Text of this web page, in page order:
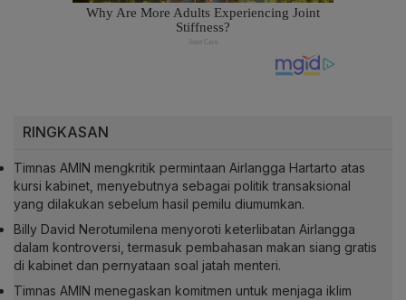
RINGKASAN
Timnas AMIN mengkritik permintaan Airlangga Hartarto atas
kursi kabinet, menyebutnya sebagai politik transaksional
yang dilakukan sebelum hasil pemilu diumumkan.
Billy David Nerotumilena menyoroti keterlibatan Airlangga
dalam kontroversi, termasuk pembahasan makan siang gratis
di kabinet dan pernyataan soal jatah menteri.
Timnas AMIN menegaskan komitmen untuk menjaga iklim